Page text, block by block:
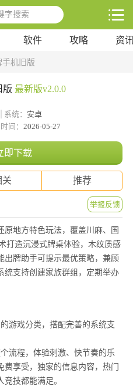
软件 攻略 资
手机旧版
版 最新版v2.0.0
系统： 安卓
时间： 2026-05-27
即下载
关 推荐
举报反馈
地方特色玩法，覆盖川麻、国
打造沉浸式牌桌体验，木纹质感
出牌助手可提示最优策略，兼顾
统支持创建家族群组，定期举办
游戏分类，搭配完善的系统支
流程，体验刺激、快节奏的乐
享受，独家的信息内容，热门
技都能满足。